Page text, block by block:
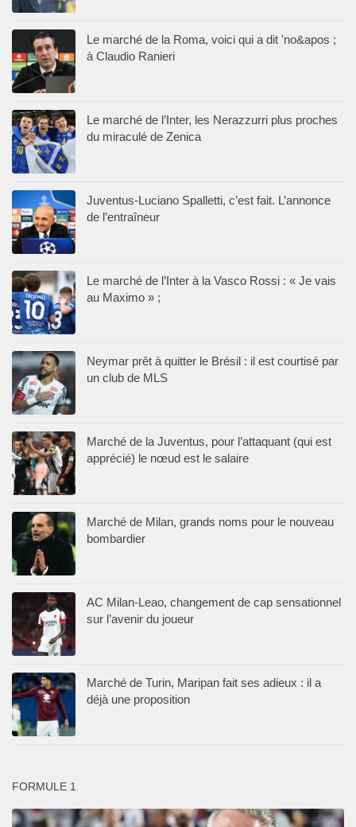
Le marché de la Roma, voici qui a dit 'no&apos ;
à Claudio Ranieri
Le marché de l’Inter, les Nerazzurri plus proches
du miraculé de Zenica
Juventus-Luciano Spalletti, c’est fait. L’annonce
de l’entraîneur
Le marché de l’Inter à la Vasco Rossi : « Je vais
au Maximo » ;
Neymar prêt à quitter le Brésil : il est courtisé par
un club de MLS
Marché de la Juventus, pour l’attaquant (qui est
apprécié) le nœud est le salaire
Marché de Milan, grands noms pour le nouveau
bombardier
AC Milan-Leao, changement de cap sensationnel
sur l’avenir du joueur
Marché de Turin, Maripan fait ses adieux : il a
déjà une proposition
FORMULE 1